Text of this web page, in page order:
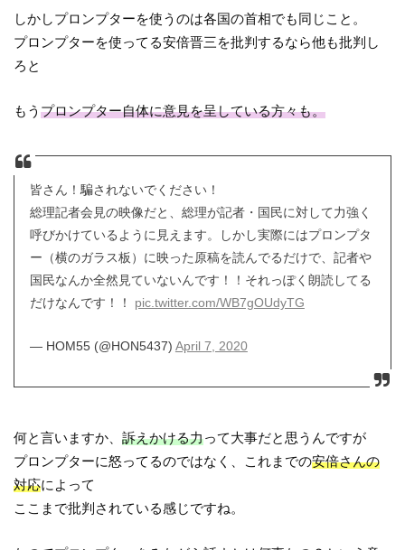
しかしプロンプターを使うのは各国の首相でも同じこと。
プロンプターを使ってる安倍晋三を批判するなら他も批判し
ろと
もうプロンプター自体に意見を呈している方々も。
皆さん！騙されないでください！
総理記者会見の映像だと、総理が記者・国民に対して力強く
呼びかけているように見えます。しかし実際にはプロンプタ
ー（横のガラス板）に映った原稿を読んでるだけで、記者や
国民なんか全然見ていないんです！！それっぽく朗読してる
だけなんです！！ pic.twitter.com/WB7gOUdyTG
— HOM55 (@HON5437) April 7, 2020
何と言いますか、訴えかける力って大事だと思うんですが
プロンプターに怒ってるのではなく、これまでの安倍さんの
対応によって
ここまで批判されている感じですね。